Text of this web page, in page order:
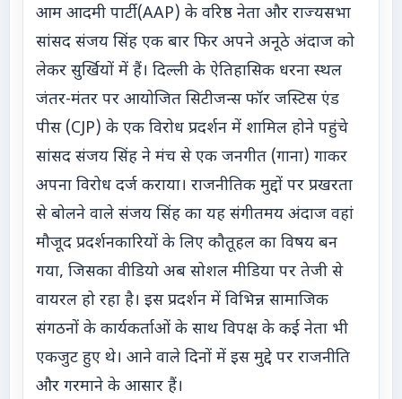
आम आदमी पार्टी (AAP) के वरिष्ठ नेता और राज्यसभा
सांसद संजय सिंह एक बार फिर अपने अनूठे अंदाज को
लेकर सुर्खियों में हैं। दिल्ली के ऐतिहासिक धरना स्थल
जंतर-मंतर पर आयोजित सिटीजन्स फॉर जस्टिस एंड
पीस (CJP) के एक विरोध प्रदर्शन में शामिल होने पहुंचे
सांसद संजय सिंह ने मंच से एक जनगीत (गाना) गाकर
अपना विरोध दर्ज कराया। राजनीतिक मुद्दों पर प्रखरता
से बोलने वाले संजय सिंह का यह संगीतमय अंदाज वहां
मौजूद प्रदर्शनकारियों के लिए कौतूहल का विषय बन
गया, जिसका वीडियो अब सोशल मीडिया पर तेजी से
वायरल हो रहा है। इस प्रदर्शन में विभिन्न सामाजिक
संगठनों के कार्यकर्ताओं के साथ विपक्ष के कई नेता भी
एकजुट हुए थे। आने वाले दिनों में इस मुद्दे पर राजनीति
और गरमाने के आसार हैं।